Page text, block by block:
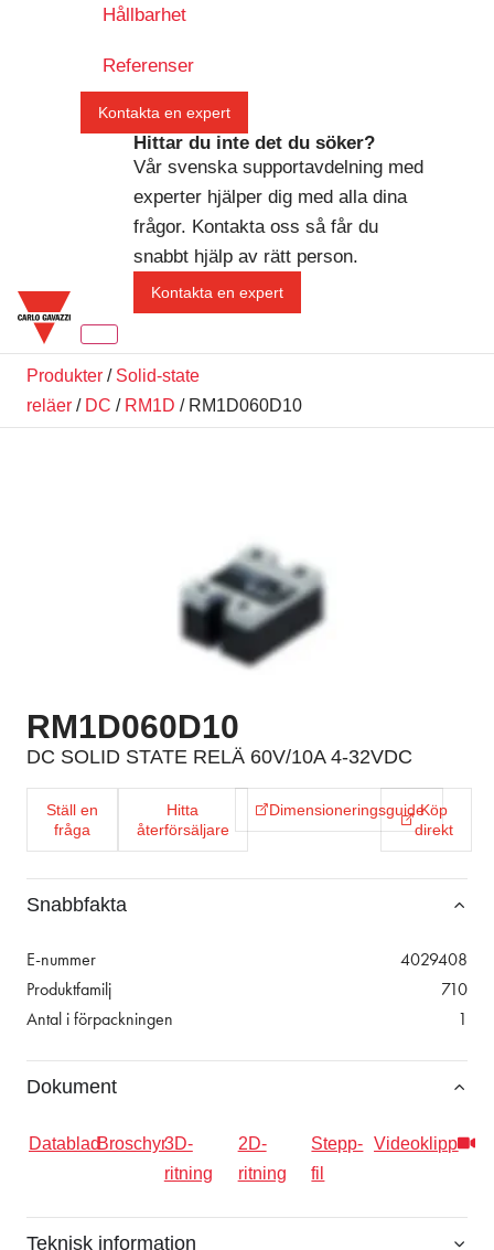
Hållbarhet
Referenser
Kontakta en expert
Hittar du inte det du söker?
Vår svenska supportavdelning med
experter hjälper dig med alla dina
frågor. Kontakta oss så får du
snabbt hjälp av rätt person.
Kontakta en expert
Produkter / Solid-state
reläer / DC / RM1D / RM1D060D10
RM1D060D10
DC SOLID STATE RELÄ 60V/10A 4-32VDC
Ställ en
fråga
Hitta
återförsäljare
DimensioneringsguideKöp
direkt
Snabbfakta
E-nummer
4029408
Produktfamilj
710
Antal i förpackningen
1
Dokument
DatabladBroschyr3D-
ritning
2D-
ritning
Stepp-
fil
Videoklipp
Teknisk information